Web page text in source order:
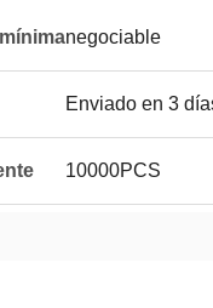
negociable
Enviado en 3
10000PCS